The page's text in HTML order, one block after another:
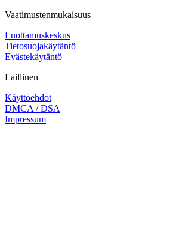
Vaatimustenmukaisuus
Luottamuskeskus
Tietosuojakäytäntö
Evästekäytäntö
Laillinen
Käyttöehdot
DMCA / DSA
Impressum